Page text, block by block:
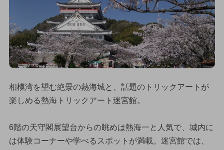
相模湾を望む絶景の熱海城と、話題のトリックアートが
楽しめる熱海トリックアート迷宮館。
6階の天守閣展望台からの眺めは熱海一と人気で、城内に
は体験コーナーや学べるスポットが満載。迷宮館では、